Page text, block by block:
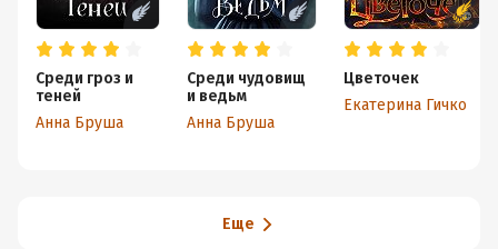
Среди гроз и
теней
Анна Бруша
Среди чудовищ
и ведьм
Анна Бруша
Цветочек
Екатерина Гичко
Еще